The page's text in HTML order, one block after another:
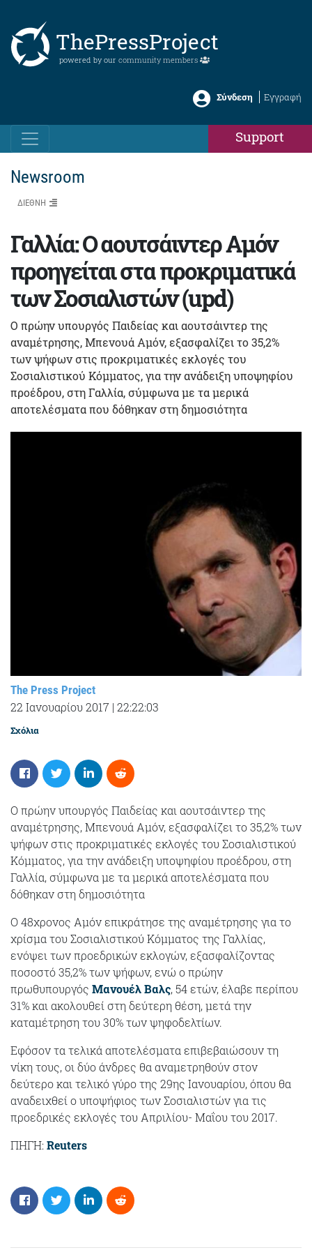
ThePressProject
powered by our community members
Σύνδεση Εγγραφή
Support
Newsroom
ΔΙΕΘΝΗ
Γαλλία: Ο αουτσάιντερ Αμόν
προηγείται στα προκριματικά
των Σοσιαλιστών (upd)
Ο πρώην υπουργός Παιδείας και αουτσάιντερ της
αναμέτρησης, Μπενουά Αμόν, εξασφαλίζει το 35,2%
των ψήφων στις προκριματικές εκλογές του
Σοσιαλιστικού Κόμματος, για την ανάδειξη υποψηφίου
προέδρου, στη Γαλλία, σύμφωνα με τα μερικά
αποτελέσματα που δόθηκαν στη δημοσιότητα
The Press Project
22 Ιανουαρίου 2017 | 22:22:03
Σχόλια
Ο πρώην υπουργός Παιδείας και αουτσάιντερ της
αναμέτρησης, Μπενουά Αμόν, εξασφαλίζει το 35,2% των
ψήφων στις προκριματικές εκλογές του Σοσιαλιστικού
Κόμματος, για την ανάδειξη υποψηφίου προέδρου, στη
Γαλλία, σύμφωνα με τα μερικά αποτελέσματα που
δόθηκαν στη δημοσιότητα
Ο 48χρονος Αμόν επικράτησε της αναμέτρησης για το
χρίσμα του Σοσιαλιστικού Κόμματος της Γαλλίας,
ενόψει των προεδρικών εκλογών, εξασφαλίζοντας
ποσοστό 35,2% των ψήφων, ενώ ο πρώην
πρωθυπουργός Μανουέλ Βαλς, 54 ετών, έλαβε περίπου
31% και ακολουθεί στη δεύτερη θέση, μετά την
καταμέτρηση του 30% των ψηφοδελτίων.
Εφόσον τα τελικά αποτελέσματα επιβεβαιώσουν τη
νίκη τους, οι δύο άνδρες θα αναμετρηθούν στον
δεύτερο και τελικό γύρο της 29ης Ιανουαρίου, όπου θα
αναδειχθεί ο υποψήφιος των Σοσιαλιστών για τις
προεδρικές εκλογές του Απριλίου- Μαΐου του 2017.
ΠΗΓΗ: Reuters